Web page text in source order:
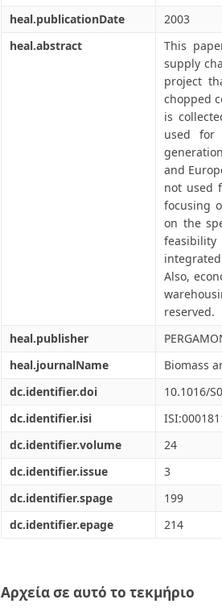
heal.publicationDate
2003
heal.abstract
This
supply
project
chopped
is
used for
and
not used
focusing
on the
Also,
reserved.
heal.publisher
heal.journalName
Biomass
dc.identifier.doi
10.1016/
dc.identifier.isi
dc.identifier.volume
24
dc.identifier.issue
3
dc.identifier.spage
199
dc.identifier.epage
214
Αρχεία σε αυτό το τεκμήριο